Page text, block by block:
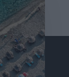
Γιώργο